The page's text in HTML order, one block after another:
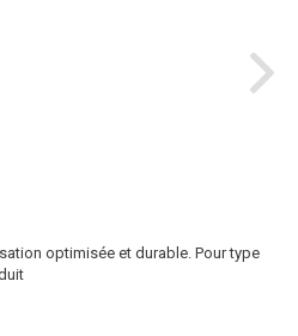
optimisée et durable. Pour type